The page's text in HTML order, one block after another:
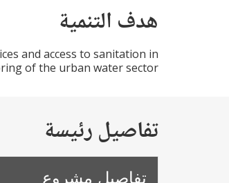
هدف التنمية
and access to sanitation in
of the urban water sector.
تفاصيل رئيسة
تفاصيل مشروع